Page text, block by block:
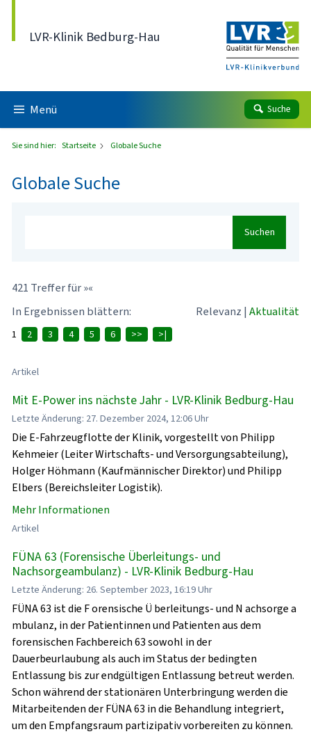
LVR-Klinik Bedburg-Hau
Menü Suche
Sie sind hier: Startseite Globale Suche
Globale Suche
Suchen
421 Treffer für »«
In Ergebnissen blättern:
Relevanz | Aktualität
1 2 3 4 5 6 >> >|
Artikel
Mit E-Power ins nächste Jahr - LVR-Klinik Bedburg-Hau
Letzte Änderung: 27. Dezember 2024, 12:06 Uhr
Die E-Fahrzeugflotte der Klinik, vorgestellt von Philipp
Kehmeier (Leiter Wirtschafts- und Versorgungsabteilung),
Holger Höhmann (Kaufmännischer Direktor) und Philipp
Elbers (Bereichsleiter Logistik).
Mehr Informationen
Artikel
FÜNA 63 (Forensische Überleitungs- und
Nachsorgeambulanz) - LVR-Klinik Bedburg-Hau
Letzte Änderung: 26. September 2023, 16:19 Uhr
FÜNA 63 ist die F orensische Ü berleitungs- und N achsorge a
mbulanz, in der Patientinnen und Patienten aus dem
forensischen Fachbereich 63 sowohl in der
Dauerbeurlaubung als auch im Status der bedingten
Entlassung bis zur endgültigen Entlassung betreut werden.
Schon während der stationären Unterbringung werden die
Mitarbeitenden der FÜNA 63 in die Behandlung integriert,
um den Empfangsraum partizipativ vorbereiten zu können.